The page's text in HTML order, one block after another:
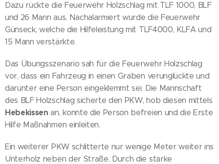
Dazu rückte die Feuerwehr Holzschlag mit TLF 1000, BLF
und 26 Mann aus. Nachalarmiert wurde die Feuerwehr
Günseck, welche die Hilfeleistung mit TLF4000, KLFA und
15 Mann verstärkte.
Das Übungsszenario sah für die Feuerwehr Holzschlag
vor, dass ein Fahrzeug in einen Graben verunglückte und
darunter eine Person eingeklemmt sei. Die Mannschaft
des BLF Holzschlag sicherte den PKW, hob diesen mittels
Hebekissen an, konnte die Person befreien und die Erste
Hilfe Maßnahmen einleiten.
Ein weiterer PKW schlitterte nur wenige Meter weiter ins
Unterholz neben der Straße. Durch die starke